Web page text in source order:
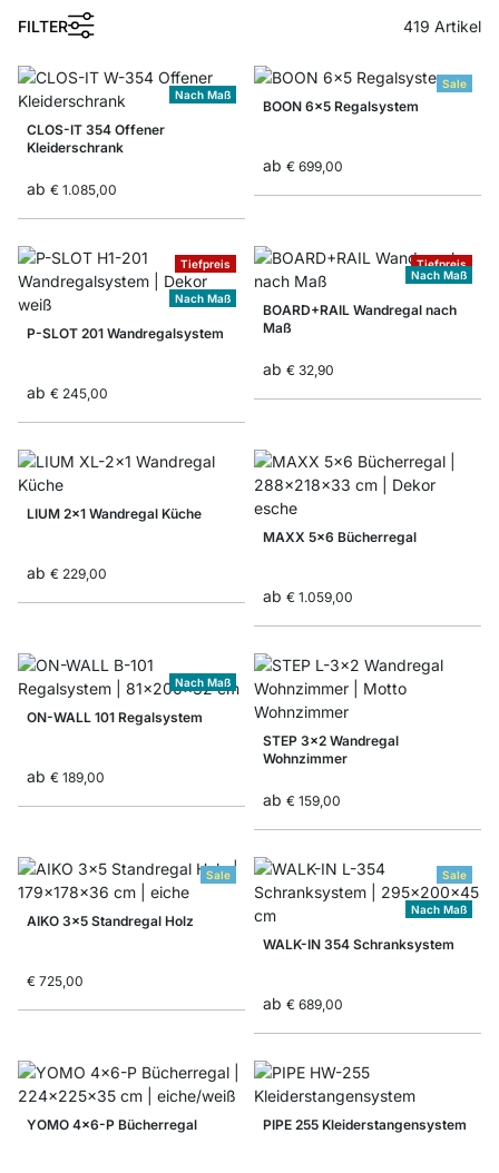
FILTER 419 Artikel
Nach Maß
CLOS-IT 354 Offener
Kleiderschrank
ab € 1.085,00
Sale
BOON 6x5 Regalsystem
ab € 699,00
Tiefpreis
Nach Maß
P-SLOT 201 Wandregalsystem
ab € 245,00
Tiefpreis
Nach Maß
BOARD+RAIL Wandregal nach
Maß
ab € 32,90
LIUM 2x1 Wandregal Küche
ab € 229,00
MAXX 5x6 Bücherregal
ab € 1.059,00
Nach Maß
ON-WALL 101 Regalsystem
ab € 189,00
STEP 3x2 Wandregal
Wohnzimmer
ab € 159,00
Sale
AIKO 3x5 Standregal Holz
€ 725,00
Sale
Nach Maß
WALK-IN 354 Schranksystem
ab € 689,00
YOMO 4x6-P Bücherregal PIPE 255 Kleiderstangensystem